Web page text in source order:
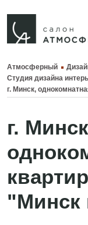
Атмосферный
⁨Студия дизайна
г. Минск,
г.
"Минск